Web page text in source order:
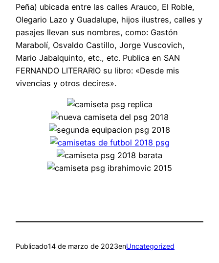
Peña) ubicada entre las calles Arauco, El Roble,
Olegario Lazo y Guadalupe, hijos ilustres, calles y
pasajes llevan sus nombres, como: Gastón
Marabolí, Osvaldo Castillo, Jorge Vuscovich,
Mario Jabalquinto, etc., etc. Publica en SAN
FERNANDO LITERARIO su libro: «Desde mis
vivencias y otros decires».
Publicado14 de marzo de 2023enUncategorized